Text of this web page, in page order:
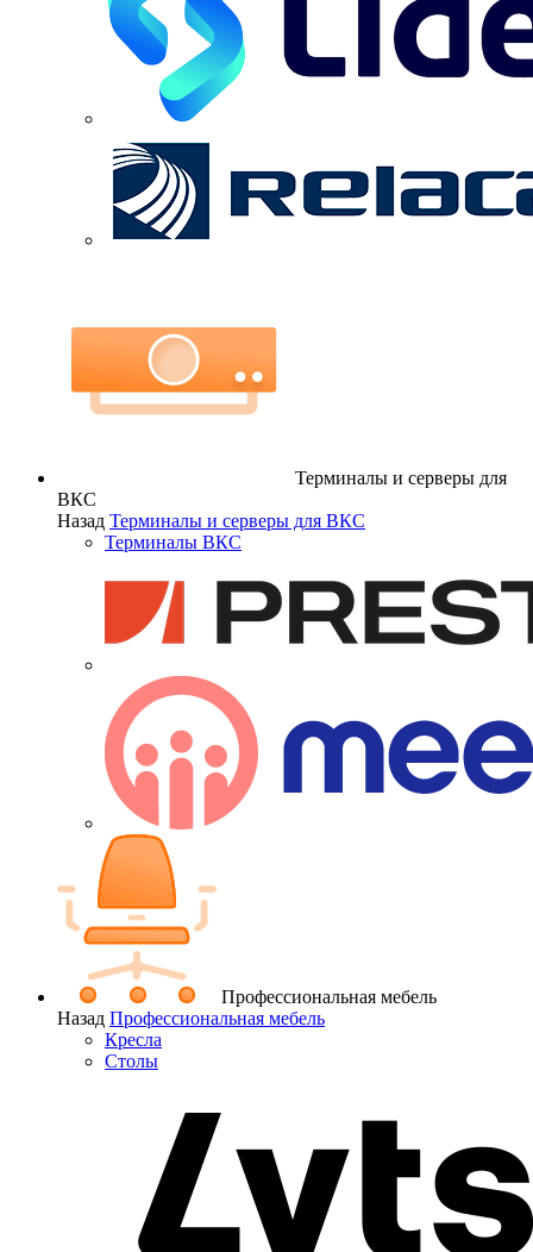
Терминалы и серверы для
ВКС
Назад Терминалы и серверы для ВКС
Терминалы ВКС
Профессиональная мебель
Назад Профессиональная мебель
Кресла
Столы